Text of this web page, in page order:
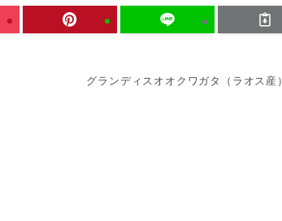
グランディスオオクワガタ（ラオス産）